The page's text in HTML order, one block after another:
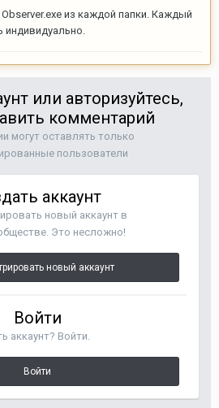
из каждой папки. Каждый
индивидуально.
или авторизуйтесь,
комментарий
могут оставлять только
пользователи
аккаунт
новый аккаунт в
Это несложно!
новый аккаунт
Войти
аккаунт? Войти.
Войти